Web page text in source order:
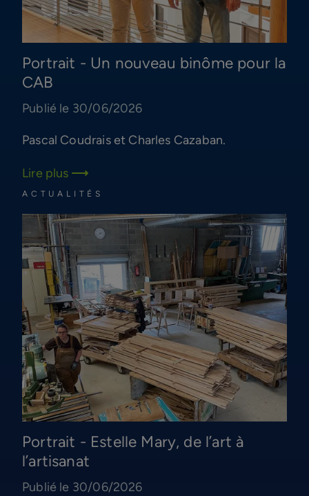
Portrait - Un nouveau binôme pour la
CAB
Publié le 30/06/2026
Pascal Coudrais et Charles Cazaban.
Lire plus
ACTUALITÉS
Portrait - Estelle Mary, de l’art à
l’artisanat
Publié le 30/06/2026